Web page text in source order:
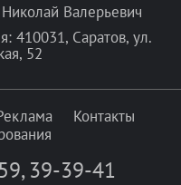
Валерьевич
410031, Саратов, ул.
52
Контакты
, 39-39-41